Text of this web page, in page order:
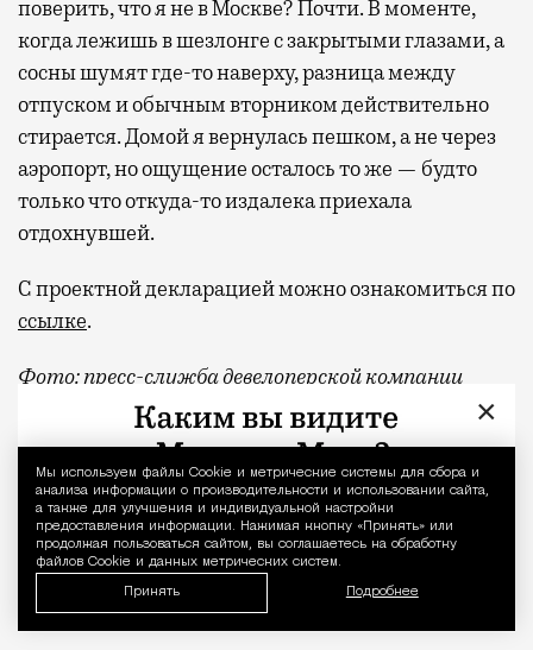
Уведомление
Мы используем файлы Сookie и метрические системы для сбора и
анализа информации о производительности и использовании сайта,
а также для улучшения и индивидуальной настройки
предоставления информации. Нажимая кнопку «Принять» или
продолжая пользоваться сайтом, вы соглашаетесь на обработку
файлов Cookie и данных метрических систем.
Принять Подробнее
поверить, что я не в Москве? Почти. В моменте,
когда лежишь в шезлонге с закрытыми глазами, а
сосны шумят где-то наверху, разница между
отпуском и обычным вторником действительно
стирается. Домой я вернулась пешком, а не через
аэропорт, но ощущение осталось то же — будто
только что откуда-то издалека приехала
отдохнувшей.
С проектной декларацией можно ознакомиться по
ссылке.
Фото:пресс-служба девелоперской компании
«Новая Эра» и пресс-служба АНО «Развитие
парков»
Отпуск в этом году у меня кочует: сначала
Реклама
квартал «КОД Сокольники»
×